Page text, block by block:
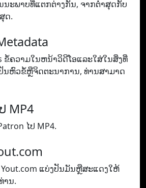
ນະ​ພາບ​ທີ່​ແຕກ​ຕ່າງ​ກັນ​, ຈາກ​ຕ​່​ໍາ​ສຸດ​ກັບ​
ດ​.
ຂໍ້ຄວາມໃນຫນ້າວິດີໂອແລະໃສ່ໃນສິ່ງທີ່
ປັນຫົວຂໍ້ຫຼືຈິດຕະນາການ, ທ່ານສາມາດ
MP4
ໄປ MP4.
ແບ່ງປັນມັນຫຼືສະແດງໃຫ້
ານ.